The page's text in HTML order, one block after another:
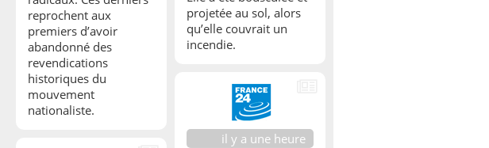
reprochent aux
premiers d’avoir
abandonné des
revendications
historiques du
mouvement
nationaliste.
projetée au sol, alors
qu’elle couvrait un
incendie.
il y a une heure